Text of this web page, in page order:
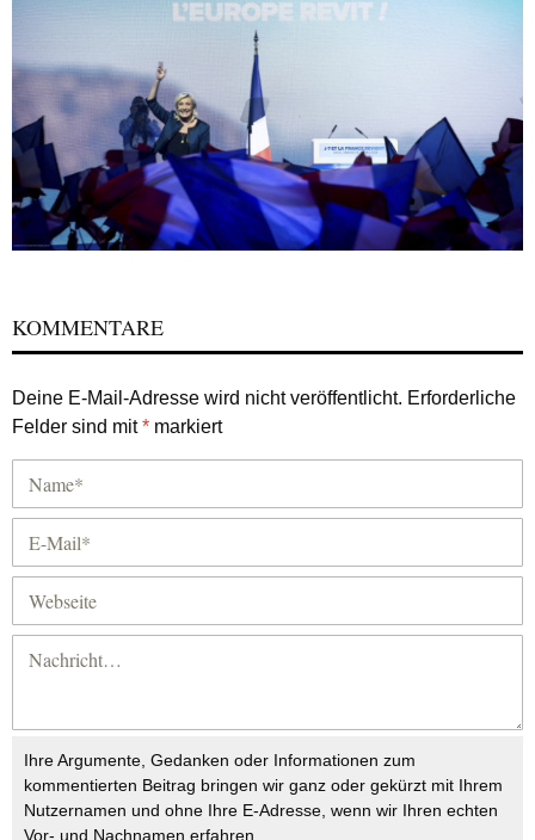
KOMMENTARE
Deine E-Mail-Adresse wird nicht veröffentlicht. Erforderliche
Felder sind mit* markiert
Ihre Argumente, Gedanken oder Informationen zum
kommentierten Beitrag bringen wir ganz oder gekürzt mit Ihrem
Nutzernamen und ohne Ihre E-Adresse, wenn wir Ihren echten
Vor- und Nachnamen erfahren.